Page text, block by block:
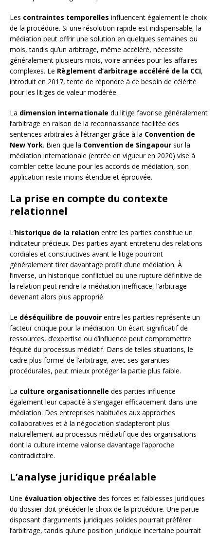
Les contraintes temporelles influencent également le choix
de la procédure. Si une résolution rapide est indispensable, la
médiation peut offrir une solution en quelques semaines ou
mois, tandis qu’un arbitrage, même accéléré, nécessite
généralement plusieurs mois, voire années pour les affaires
complexes. Le Règlement d’arbitrage accéléré de la CCI,
introduit en 2017, tente de répondre à ce besoin de célérité
pour les litiges de valeur modérée.
La dimension internationale du litige favorise généralement
l’arbitrage en raison de la reconnaissance facilitée des
sentences arbitrales à l’étranger grâce à la Convention de
New York. Bien que la Convention de Singapour sur la
médiation internationale (entrée en vigueur en 2020) vise à
combler cette lacune pour les accords de médiation, son
application reste moins étendue et éprouvée.
La prise en compte du contexte
relationnel
L’historique de la relation entre les parties constitue un
indicateur précieux. Des parties ayant entretenu des relations
cordiales et constructives avant le litige pourront
généralement tirer davantage profit d’une médiation. À
l’inverse, un historique conflictuel ou une rupture définitive de
la relation peut rendre la médiation inefficace, l’arbitrage
devenant alors plus approprié.
Le déséquilibre de pouvoir entre les parties représente un
facteur critique pour la médiation. Un écart significatif de
ressources, d’expertise ou d’influence peut compromettre
l’équité du processus médiatif. Dans de telles situations, le
cadre plus formel de l’arbitrage, avec ses garanties
procédurales, peut mieux protéger la partie plus faible.
La culture organisationnelle des parties influence
également leur capacité à s’engager efficacement dans une
médiation. Des entreprises habituées aux approches
collaboratives et à la négociation s’adapteront plus
naturellement au processus médiatif que des organisations
dont la culture interne valorise davantage l’approche
contradictoire.
L’analyse juridique préalable
Une évaluation objective des forces et faiblesses juridiques
du dossier doit précéder le choix de la procédure. Une partie
disposant d’arguments juridiques solides pourrait préférer
l’arbitrage, tandis qu’une position juridique incertaine pourrait